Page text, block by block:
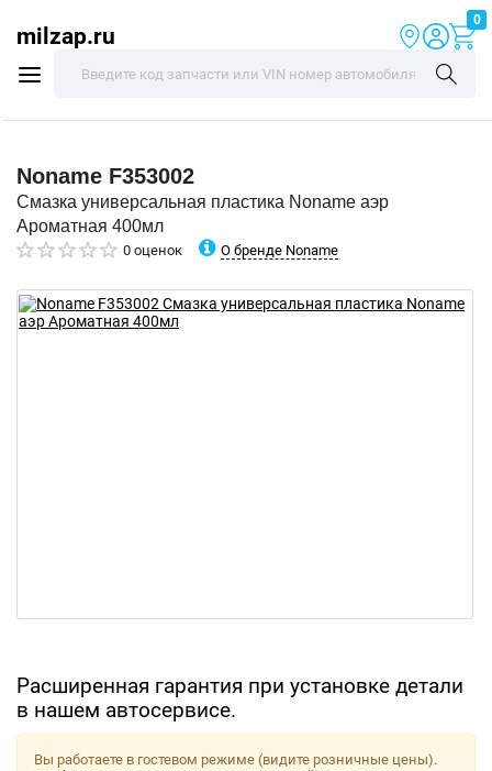
milzap.ru
0
Noname F353002
Смазка универсальная пластика Noname аэр
Ароматная 400мл
0 оценок О бренде Noname
Расширенная гарантия при установке детали
в нашем автосервисе.
Вы работаете в гостевом режиме (видите розничные цены).